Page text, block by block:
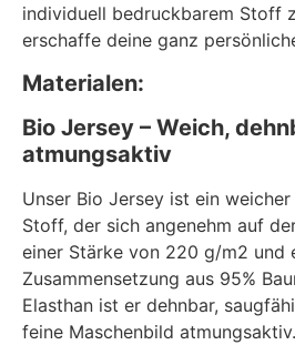
individuell bedruckbarem Stoff
erschaffe deine ganz
Materialen:
Bio Jersey – Weich,
atmungsaktiv
Unser Bio Jersey ist ein
Stoff, der sich angenehm auf
einer Stärke von 220 g/m2 und
Zusammensetzung aus 95%
Elasthan ist er dehnbar,
feine Maschenbild